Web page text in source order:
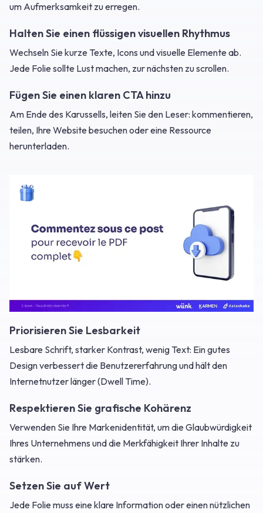
um Aufmerksamkeit zu erregen.
Halten Sie einen flüssigen visuellen Rhythmus
Wechseln Sie kurze Texte, Icons und visuelle Elemente ab.
Jede Folie sollte Lust machen, zur nächsten zu scrollen.
Fügen Sie einen klaren CTA hinzu
Am Ende des Karussells, leiten Sie den Leser: kommentieren,
teilen, Ihre Website besuchen oder eine Ressource
herunterladen.
Priorisieren Sie Lesbarkeit
Lesbare Schrift, starker Kontrast, wenig Text: Ein gutes
Design verbessert die Benutzererfahrung und hält den
Internetnutzer länger (Dwell Time).
Respektieren Sie grafische Kohärenz
Verwenden Sie Ihre Markenidentität, um die Glaubwürdigkeit
Ihres Unternehmens und die Merkfähigkeit Ihrer Inhalte zu
stärken.
Setzen Sie auf Wert
Jede Folie muss eine klare Information oder einen nützlichen